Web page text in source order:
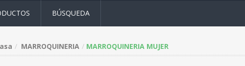
BÚSQUEDA
MARROQUINERIA MARROQUINERIA MUJER